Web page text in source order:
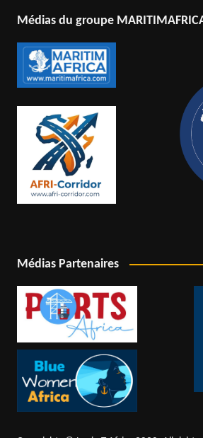
Médias du groupe
Médias Partenaires